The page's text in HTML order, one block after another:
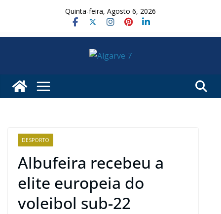
Quinta-feira, Agosto 6, 2026
DESPORTO
Albufeira recebeu a
elite europeia do
voleibol sub-22